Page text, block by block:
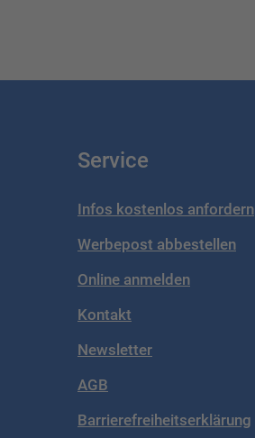
Service
Infos kostenlos anfordern
Werbepost abbestellen
Online anmelden
Kontakt
Newsletter
AGB
Barrierefreiheitserklärung